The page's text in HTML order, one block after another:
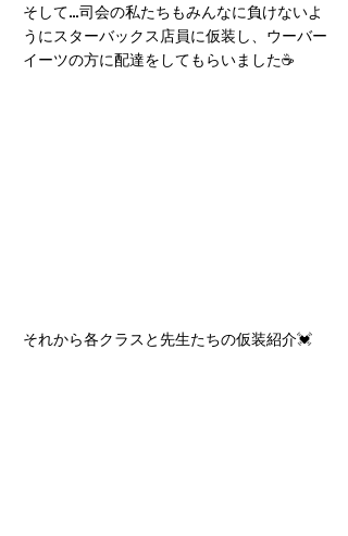
そして…司会の私たちもみんなに負けないよ
うにスターバックス店員に仮装し、ウーバー
イーツの方に配達をしてもらいました☕
それから各クラスと先生たちの仮装紹介💓